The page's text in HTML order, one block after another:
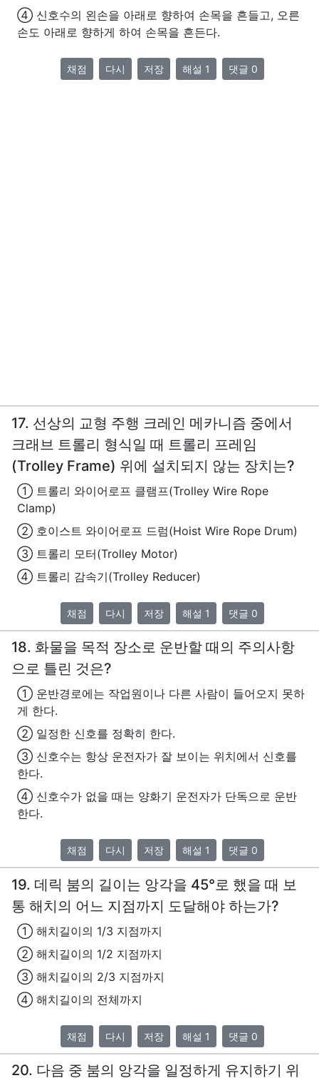
④ 신호수의 왼손을 아래로 향하여 손목을 흔들고, 오른
손도 아래로 향하게 하여 손목을 흔든다.
채점 다시 저장 해설 1 댓글 0
17. 선상의 교형 주행 크레인 메카니즘 중에서
크래브 트롤리 형식일 때 트롤리 프레임
(Trolley Frame) 위에 설치되지 않는 장치는?
① 트롤리 와이어로프 클램프(Trolley Wire Rope
Clamp)
② 호이스트 와이어로프 드럼(Hoist Wire Rope Drum)
③ 트롤리 모터(Trolley Motor)
④ 트롤리 감속기(Trolley Reducer)
채점 다시 저장 해설 1 댓글 0
18. 화물을 목적 장소로 운반할 때의 주의사항
으로 틀린 것은?
① 운반경로에는 작업원이나 다른 사람이 들어오지 못하
게 한다.
② 일정한 신호를 정확히 한다.
③ 신호수는 항상 운전자가 잘 보이는 위치에서 신호를
한다.
④ 신호수가 없을 때는 양화기 운전자가 단독으로 운반
한다.
채점 다시 저장 해설 1 댓글 0
19. 데릭 붐의 길이는 앙각을 45°로 했을 때 보
통 해치의 어느 지점까지 도달해야 하는가?
① 해치길이의 1/3 지점까지
② 해치길이의 1/2 지점까지
③ 해치길이의 2/3 지점까지
④ 해치길이의 전체까지
채점 다시 저장 해설 1 댓글 0
20. 다음 중 붐의 앙각을 일정하게 유지하기 위